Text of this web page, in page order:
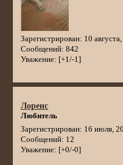
Зарегистрирован: 10 августа,
Сообщений: 842
Уважение: [+1/-1]
Лоренс
Любитель
Зарегистрирован: 16 июля,
Сообщений: 12
Уважение: [+0/-0]